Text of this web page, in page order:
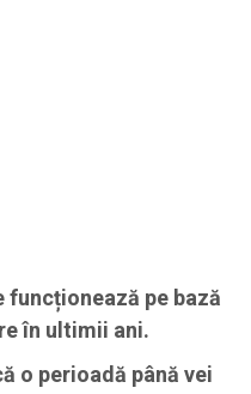
pe bază
în ultimii ani.
o perioadă până vei